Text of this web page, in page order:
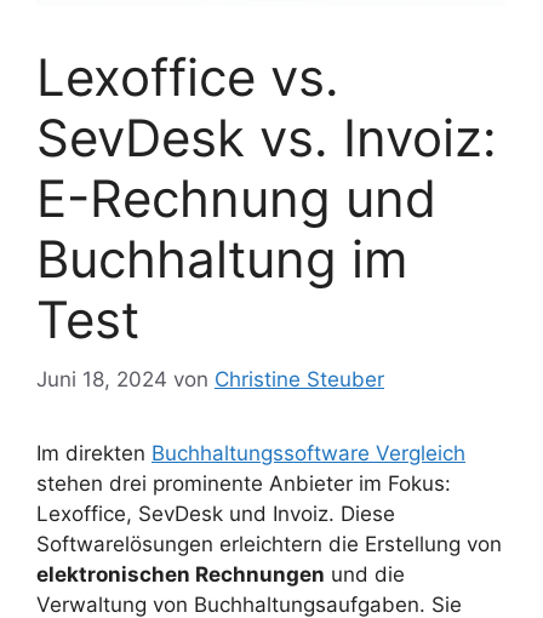
Lexoffice vs.
SevDesk vs. Invoiz:
E-Rechnung und
Buchhaltung im
Test
Juni 18, 2024 von Christine Steuber
Im direkten Buchhaltungssoftware Vergleich
stehen drei prominente Anbieter im Fokus:
Lexoffice, SevDesk und Invoiz. Diese
Softwarelösungen erleichtern die Erstellung von
elektronischen Rechnungen und die
Verwaltung von Buchhaltungsaufgaben. Sie